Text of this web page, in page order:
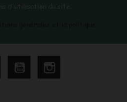
d'utilisation du site.
Facebook YouTube